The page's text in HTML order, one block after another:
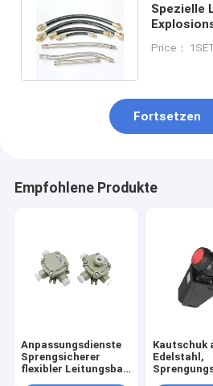
Spezielle
Price：
Fortsetzen
Empfohlene Produkte
Anpassungsdienste
Sprengsicherer
flexibler Leitungsbau
Kautschuk
Edelstahl,